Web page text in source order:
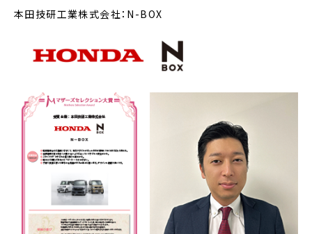
本田技研工業株式会社：N-BOX